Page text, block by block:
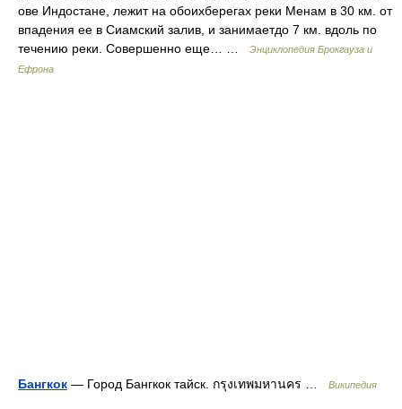
ове Индостане, лежит на обоихберегах реки Менам в 30 км. от
впадения ее в Сиамский залив, и занимаетдо 7 км. вдоль по
течению реки. Совершенно еще… …
Энциклопедия Брокгауза и
Ефрона
Бангкок — Город Бангкок тайск. กรุงเทพมหานคร … Википедия